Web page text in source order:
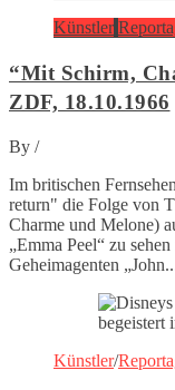
Künstler
“Mit Schirm,
ZDF, 18.10.1966
By /
Im britischen
return" die Folge von
Charme und Melone)
„Emma Peel“ zu
Geheimagenten
Künstler/